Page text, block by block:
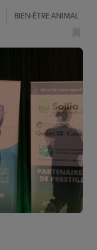
BIEN-ÊTRE ANIMAL